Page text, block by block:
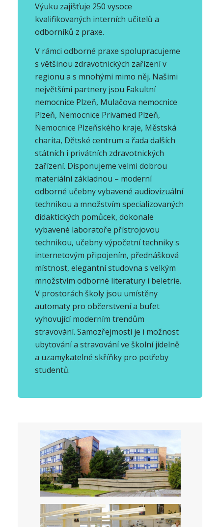
Výuku zajišťuje 250 vysoce
kvalifikovaných interních učitelů a
odborníků z praxe.
V rámci odborné praxe spolupracujeme
s většinou zdravotnických zařízení v
regionu a s mnohými mimo něj. Našimi
největšími partnery jsou Fakultní
nemocnice Plzeň, Mulačova nemocnice
Plzeň, Nemocnice Privamed Plzeň,
Nemocnice Plzeňského kraje, Městská
charita, Dětské centrum a řada dalších
státních i privátních zdravotnických
zařízení. Disponujeme velmi dobrou
materiální základnou – moderní
odborné učebny vybavené audiovizuální
technikou a množstvím specializovaných
didaktických pomůcek, dokonale
vybavené laboratoře přístrojovou
technikou, učebny výpočetní techniky s
internetovým připojením, přednášková
místnost, elegantní studovna s velkým
množstvím odborné literatury i beletrie.
V prostorách školy jsou umístěny
automaty pro občerstvení a bufet
vyhovující moderním trendům
stravování. Samozřejmostí je i možnost
ubytování a stravování ve školní jídelně
a uzamykatelné skříňky pro potřeby
studentů.